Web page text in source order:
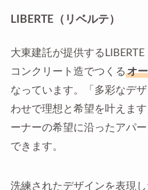
LIBERTE（リベルテ）
大東建託が提供する
コンクリート造でつくる オ
なっています。「多彩なデ
わせで理想と希望を叶えま
ーナーの希望に沿ったアパ
できます。
洗練されたデザインを表現